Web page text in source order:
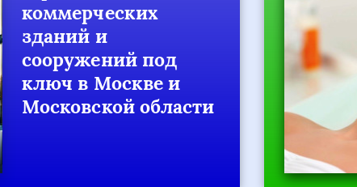
коммерческих
зданий и
сооружений под
ключ в Москве и
Московской области